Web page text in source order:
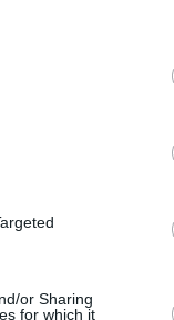
or Sharing
for which it